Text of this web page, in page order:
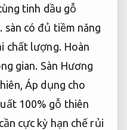
tinh dầu gỗ
sàn có đủ tiềm năng
chất lượng. Hoàn
gian. Sàn Hương
Áp dụng cho
100% gỗ thiên
cần cực kỳ hạn chế rủi